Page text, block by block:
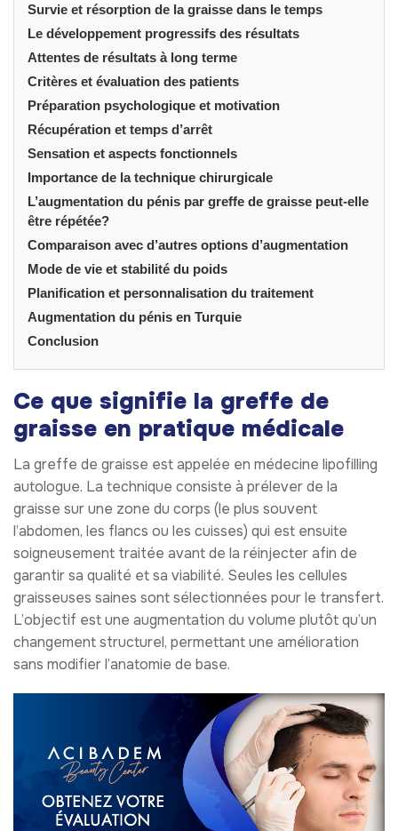
Survie et résorption de la graisse dans le temps
Le développement progressifs des résultats
Attentes de résultats à long terme
Critères et évaluation des patients
Préparation psychologique et motivation
Récupération et temps d’arrêt
Sensation et aspects fonctionnels
Importance de la technique chirurgicale
L’augmentation du pénis par greffe de graisse peut-elle
être répétée?
Comparaison avec d’autres options d’augmentation
Mode de vie et stabilité du poids
Planification et personnalisation du traitement
Augmentation du pénis en Turquie
Conclusion
Ce que signifie la greffe de
graisse en pratique médicale
La greffe de graisse est appelée en médecine lipofilling
autologue. La technique consiste à prélever de la
graisse sur une zone du corps (le plus souvent
l’abdomen, les flancs ou les cuisses) qui est ensuite
soigneusement traitée avant de la réinjecter afin de
garantir sa qualité et sa viabilité. Seules les cellules
graisseuses saines sont sélectionnées pour le transfert.
L’objectif est une augmentation du volume plutôt qu’un
changement structurel, permettant une amélioration
sans modifier l’anatomie de base.